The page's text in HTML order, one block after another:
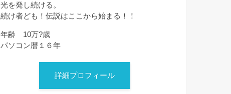
光を発し続ける。
続け者ども！伝説はここから始まる！！
年齢 10万?歳
パソコン暦１６年
詳細プロフィール